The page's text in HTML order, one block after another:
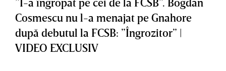
Cosmescu nu l-a menajat pe Gnahore
după debutul la FCSB: ”Îngrozitor” |
VIDEO EXCLUSIV